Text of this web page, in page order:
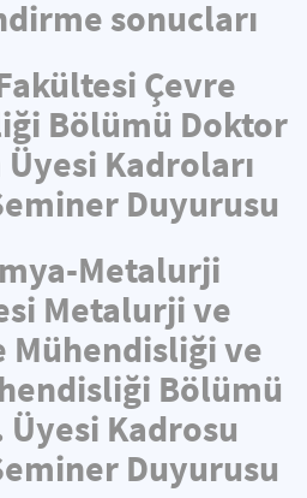
sonucları
Çevre
Bölümü Doktor
Kadroları
Duyurusu
Metalurji
Metalurji ve
Mühendisliği ve
Bölümü
Üyesi Kadrosu
Duyurusu